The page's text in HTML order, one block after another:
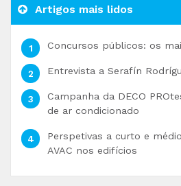
Artigos mais lidos
Concursos públicos: os
Entrevista a Serafín
Campanha da DECO
de ar condicionado
Perspetivas a curto e
AVAC nos edifícios